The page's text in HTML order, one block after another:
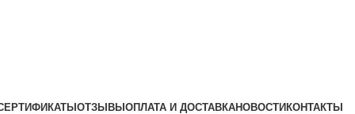
ОТЗЫВЫ ОПЛАТА И ДОСТАВКАНОВОСТИ КОНТАКТЫ